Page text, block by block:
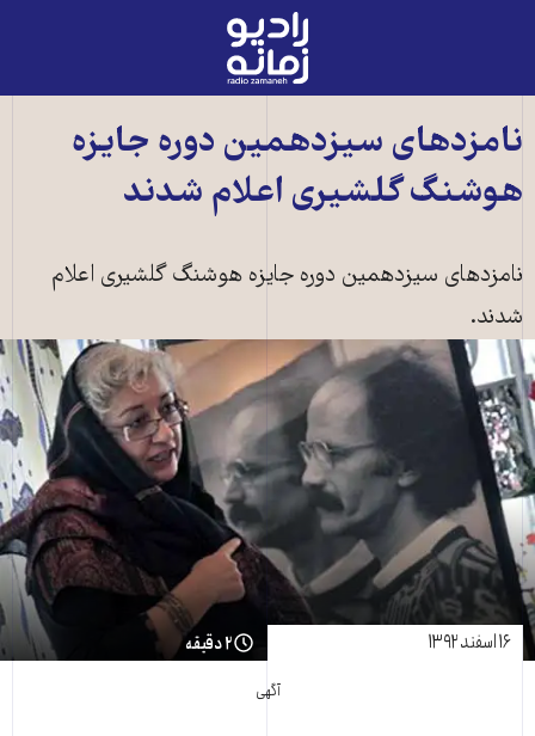
رادیو
زمانه
اصلی
نامزدهای سیزدهمین دوره جایزه
هوشنگ گلشیری اعلام شدند
نامزدهای سیزدهمین دوره جایزه هوشنگ گلشیری اعلام
شدند.
۱۶ اسفند ۱۳۹۲ ۲ دقیقه
آگهی